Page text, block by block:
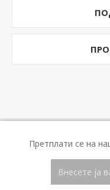
Претплати се на